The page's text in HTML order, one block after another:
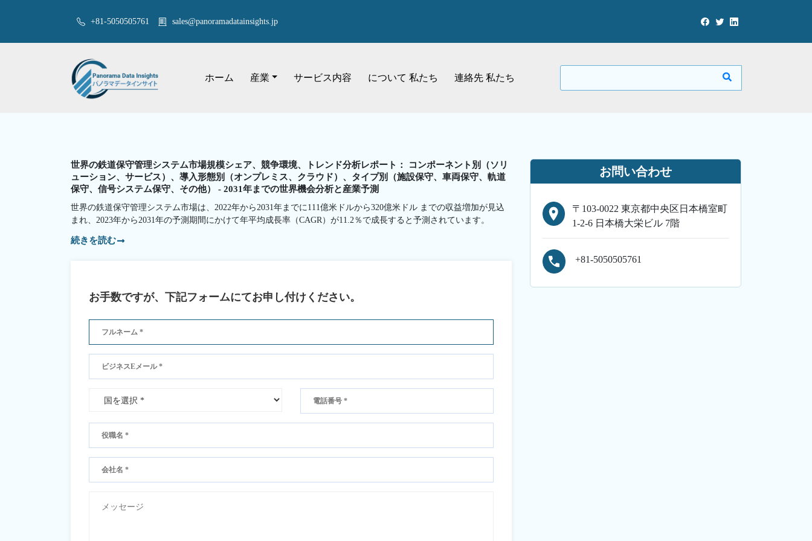
+81-5050505761 sales@panoramadatainsights.jp
ホーム 産業 サービス内容 について 私たち 連絡先 私たち
世界の鉄道保守管理システム市場規模シェア、競争環境、トレンド分析レポート： コンポーネント別（ソリ
ューション、サービス）、導入形態別（オンプレミス、クラウド）、タイプ別（施設保守、車両保守、軌道
保守、信号システム保守、その他） - 2031年までの世界機会分析と産業予測
世界の鉄道保守管理システム市場は、2022年から2031年までに111億米ドルから320億米ドル までの収益増加が見込
まれ、2023年から2031年の予測期間にかけて年平均成長率（CAGR）が11.2％で成長すると予測されています。
続きを読む
お手数ですが、下記フォームにてお申し付けください。
お問い合わせ
〒103-0022 東京都中央区日本橋室町
1-2-6 日本橋大栄ビル 7階
+81-5050505761